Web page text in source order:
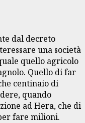
dal decreto
una società
quello agricolo
Quello di far
centinaio di
quando
ad Hera, che di
fare milioni.